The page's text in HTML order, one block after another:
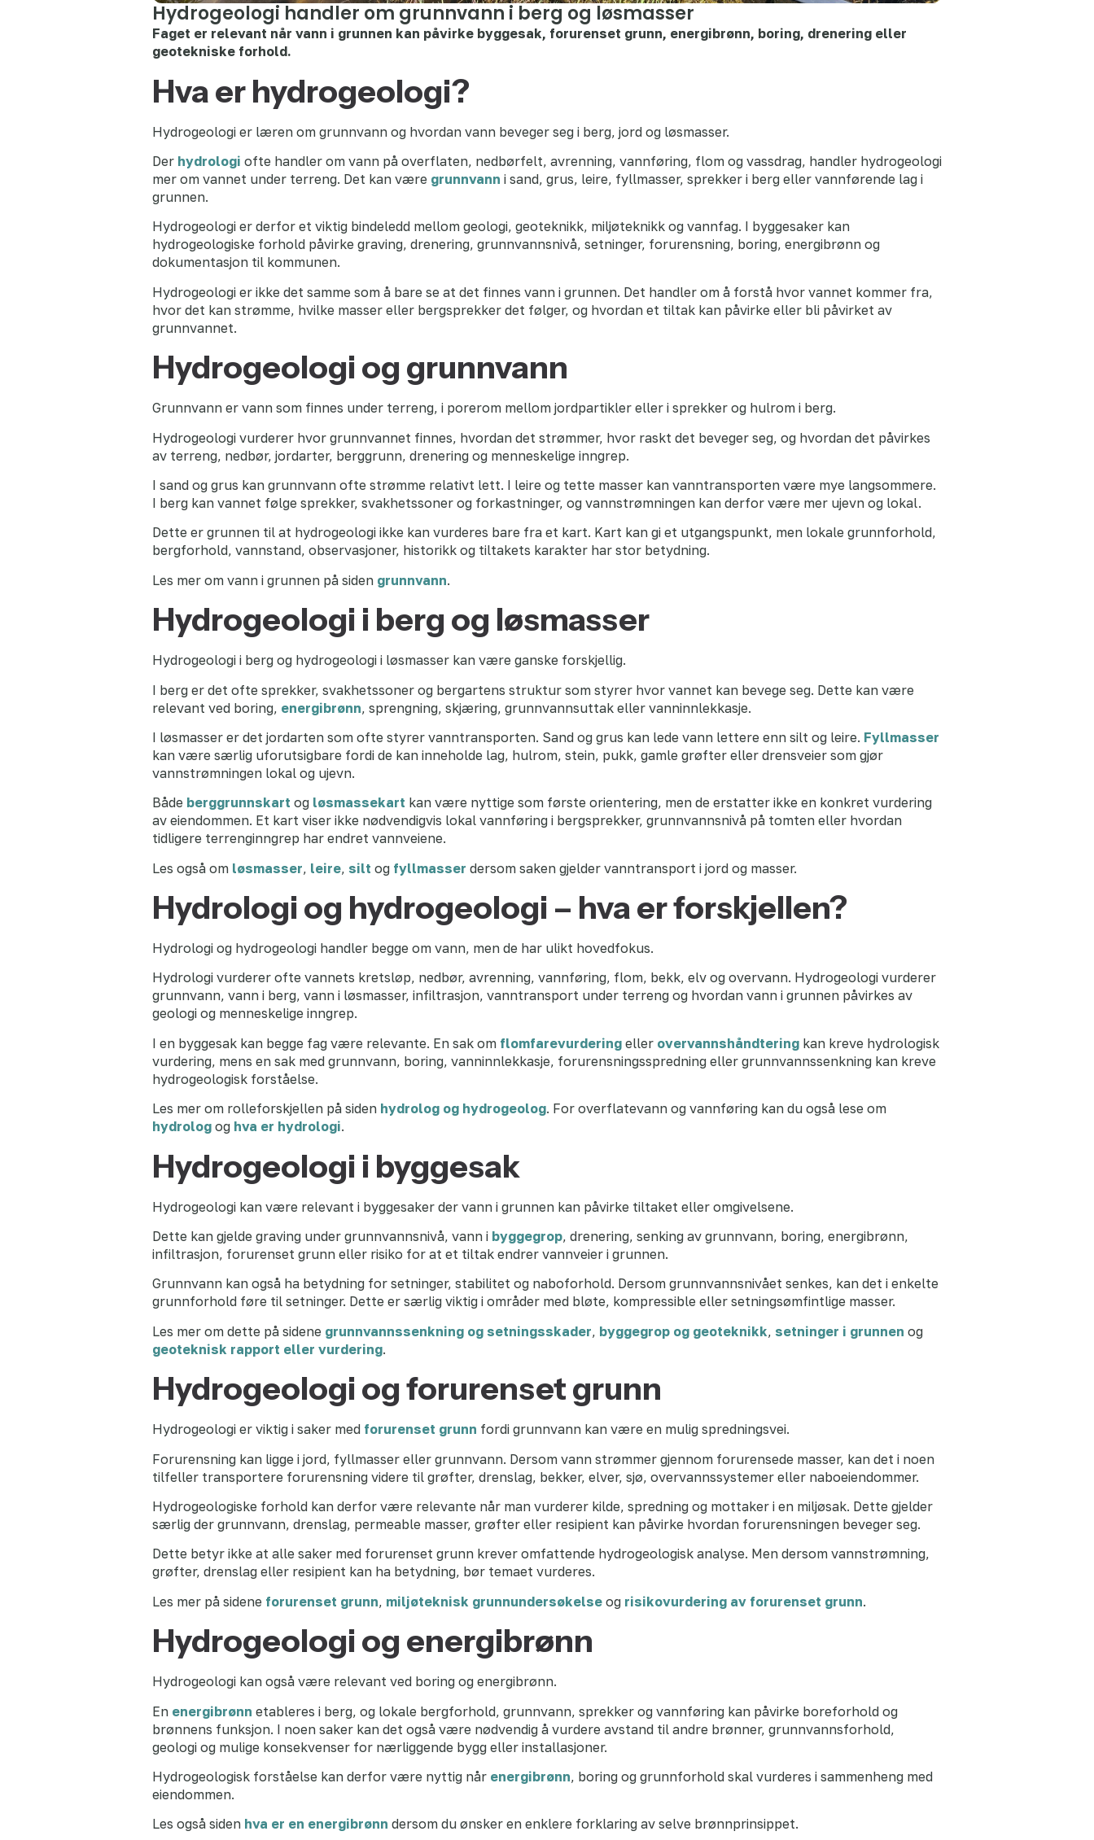
Hydrogeologi handler om grunnvann i berg og løsmasser
Faget er relevant når vann i grunnen kan påvirke byggesak, forurenset grunn, energibrønn, boring, drenering eller
geotekniske forhold.
Hva er hydrogeologi?
Hydrogeologi er læren om grunnvann og hvordan vann beveger seg i berg, jord og løsmasser.
Der hydrologi ofte handler om vann på overflaten, nedbørfelt, avrenning, vannføring, flom og vassdrag, handler hydrogeologi
mer om vannet under terreng. Det kan være grunnvann i sand, grus, leire, fyllmasser, sprekker i berg eller vannførende lag i
grunnen.
Hydrogeologi er derfor et viktig bindeledd mellom geologi, geoteknikk, miljøteknikk og vannfag. I byggesaker kan
hydrogeologiske forhold påvirke graving, drenering, grunnvannsnivå, setninger, forurensning, boring, energibrønn og
dokumentasjon til kommunen.
Hydrogeologi er ikke det samme som å bare se at det finnes vann i grunnen. Det handler om å forstå hvor vannet kommer fra,
hvor det kan strømme, hvilke masser eller bergsprekker det følger, og hvordan et tiltak kan påvirke eller bli påvirket av
grunnvannet.
Hydrogeologi og grunnvann
Grunnvann er vann som finnes under terreng, i porerom mellom jordpartikler eller i sprekker og hulrom i berg.
Hydrogeologi vurderer hvor grunnvannet finnes, hvordan det strømmer, hvor raskt det beveger seg, og hvordan det påvirkes
av terreng, nedbør, jordarter, berggrunn, drenering og menneskelige inngrep.
I sand og grus kan grunnvann ofte strømme relativt lett. I leire og tette masser kan vanntransporten være mye langsommere.
I berg kan vannet følge sprekker, svakhetssoner og forkastninger, og vannstrømningen kan derfor være mer ujevn og lokal.
Dette er grunnen til at hydrogeologi ikke kan vurderes bare fra et kart. Kart kan gi et utgangspunkt, men lokale grunnforhold,
bergforhold, vannstand, observasjoner, historikk og tiltakets karakter har stor betydning.
Les mer om vann i grunnen på siden grunnvann.
Hydrogeologi i berg og løsmasser
Hydrogeologi i berg og hydrogeologi i løsmasser kan være ganske forskjellig.
I berg er det ofte sprekker, svakhetssoner og bergartens struktur som styrer hvor vannet kan bevege seg. Dette kan være
relevant ved boring, energibrønn, sprengning, skjæring, grunnvannsuttak eller vanninnlekkasje.
I løsmasser er det jordarten som ofte styrer vanntransporten. Sand og grus kan lede vann lettere enn silt og leire. Fyllmasser
kan være særlig uforutsigbare fordi de kan inneholde lag, hulrom, stein, pukk, gamle grøfter eller drensveier som gjør
vannstrømningen lokal og ujevn.
Både berggrunnskart og løsmassekart kan være nyttige som første orientering, men de erstatter ikke en konkret vurdering
av eiendommen. Et kart viser ikke nødvendigvis lokal vannføring i bergsprekker, grunnvannsnivå på tomten eller hvordan
tidligere terrenginngrep har endret vannveiene.
Les også om løsmasser, leire, silt og fyllmasser dersom saken gjelder vanntransport i jord og masser.
Hydrologi og hydrogeologi – hva er forskjellen?
Hydrologi og hydrogeologi handler begge om vann, men de har ulikt hovedfokus.
Hydrologi vurderer ofte vannets kretsløp, nedbør, avrenning, vannføring, flom, bekk, elv og overvann. Hydrogeologi vurderer
grunnvann, vann i berg, vann i løsmasser, infiltrasjon, vanntransport under terreng og hvordan vann i grunnen påvirkes av
geologi og menneskelige inngrep.
I en byggesak kan begge fag være relevante. En sak om flomfarevurdering eller overvannshåndtering kan kreve hydrologisk
vurdering, mens en sak med grunnvann, boring, vanninnlekkasje, forurensningsspredning eller grunnvannssenkning kan kreve
hydrogeologisk forståelse.
Les mer om rolleforskjellen på siden hydrolog og hydrogeolog. For overflatevann og vannføring kan du også lese om
hydrolog og hva er hydrologi.
Hydrogeologi i byggesak
Hydrogeologi kan være relevant i byggesaker der vann i grunnen kan påvirke tiltaket eller omgivelsene.
Dette kan gjelde graving under grunnvannsnivå, vann i byggegrop, drenering, senking av grunnvann, boring, energibrønn,
infiltrasjon, forurenset grunn eller risiko for at et tiltak endrer vannveier i grunnen.
Grunnvann kan også ha betydning for setninger, stabilitet og naboforhold. Dersom grunnvannsnivået senkes, kan det i enkelte
grunnforhold føre til setninger. Dette er særlig viktig i områder med bløte, kompressible eller setningsømfintlige masser.
Les mer om dette på sidene grunnvannssenkning og setningsskader, byggegrop og geoteknikk, setninger i grunnen og
geoteknisk rapport eller vurdering.
Hydrogeologi og forurenset grunn
Hydrogeologi er viktig i saker med forurenset grunn fordi grunnvann kan være en mulig spredningsvei.
Forurensning kan ligge i jord, fyllmasser eller grunnvann. Dersom vann strømmer gjennom forurensede masser, kan det i noen
tilfeller transportere forurensning videre til grøfter, drenslag, bekker, elver, sjø, overvannssystemer eller naboeiendommer.
Hydrogeologiske forhold kan derfor være relevante når man vurderer kilde, spredning og mottaker i en miljøsak. Dette gjelder
særlig der grunnvann, drenslag, permeable masser, grøfter eller resipient kan påvirke hvordan forurensningen beveger seg.
Dette betyr ikke at alle saker med forurenset grunn krever omfattende hydrogeologisk analyse. Men dersom vannstrømning,
grøfter, drenslag eller resipient kan ha betydning, bør temaet vurderes.
Les mer på sidene forurenset grunn, miljøteknisk grunnundersøkelse og risikovurdering av forurenset grunn.
Hydrogeologi og energibrønn
Hydrogeologi kan også være relevant ved boring og energibrønn.
En energibrønn etableres i berg, og lokale bergforhold, grunnvann, sprekker og vannføring kan påvirke boreforhold og
brønnens funksjon. I noen saker kan det også være nødvendig å vurdere avstand til andre brønner, grunnvannsforhold,
geologi og mulige konsekvenser for nærliggende bygg eller installasjoner.
Hydrogeologisk forståelse kan derfor være nyttig når energibrønn, boring og grunnforhold skal vurderes i sammenheng med
eiendommen.
Les også siden hva er en energibrønn dersom du ønsker en enklere forklaring av selve brønnprinsippet.